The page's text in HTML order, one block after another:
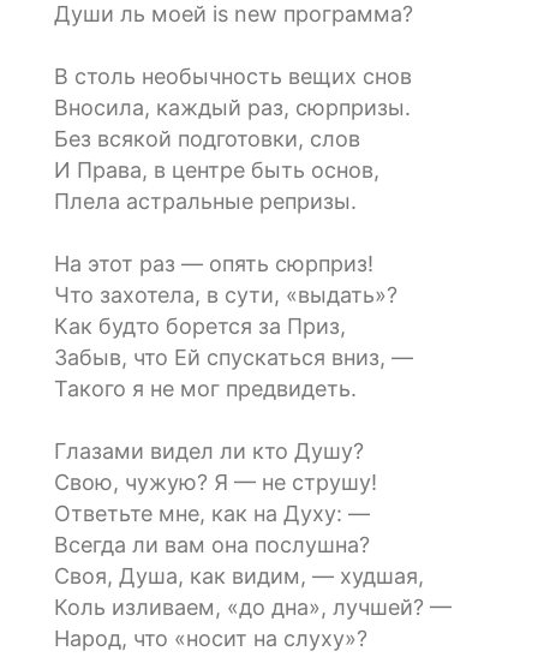
Души ль моей is new программа?
В столь необычность вещих снов
Вносила, каждый раз, сюрпризы.
Без всякой подготовки, слов
И Права, в центре быть основ,
Плела астральные репризы.
На этот раз — опять сюрприз!
Что захотела, в сути, «выдать»?
Как будто борется за Приз,
Забыв, что Ей спускаться вниз, —
Такого я не мог предвидеть.
Глазами видел ли кто Душу?
Свою, чужую? Я — не струшу!
Ответьте мне, как на Духу: —
Всегда ли вам она послушна?
Своя, Душа, как видим, — худшая,
Коль изливаем, «до дна», лучшей? —
Народ, что «носит на слуху»?